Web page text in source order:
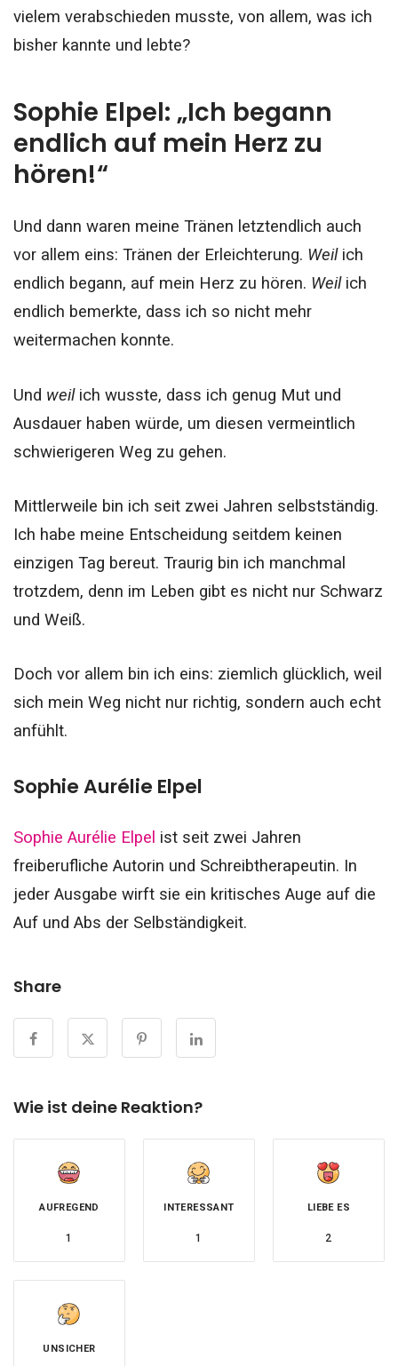
vielem verabschieden musste, von allem, was ich
bisher kannte und lebte?
Sophie Elpel: „Ich begann
endlich auf mein Herz zu
hören!“
Und dann waren meine Tränen letztendlich auch
vor allem eins: Tränen der Erleichterung. Weilich
endlich begann, auf mein Herz zu hören. Weilich
endlich bemerkte, dass ich so nicht mehr
weitermachen konnte.
Und weilich wusste, dass ich genug Mut und
Ausdauer haben würde, um diesen vermeintlich
schwierigeren Weg zu gehen.
Mittlerweile bin ich seit zwei Jahren selbstständig.
Ich habe meine Entscheidung seitdem keinen
einzigen Tag bereut. Traurig bin ich manchmal
trotzdem, denn im Leben gibt es nicht nur Schwarz
und Weiß.
Doch vor allem bin ich eins: ziemlich glücklich, weil
sich mein Weg nicht nur richtig, sondern auch echt
anfühlt.
Sophie Aurélie Elpel
Sophie Aurélie Elpel ist seit zwei Jahren
freiberufliche Autorin und Schreibtherapeutin. In
jeder Ausgabe wirft sie ein kritisches Auge auf die
Auf und Abs der Selbständigkeit.
Share
Wie ist deine Reaktion?
AUFREGEND
1
INTERESSANT
1
LIEBE ES
2
UNSICHER